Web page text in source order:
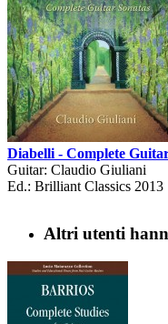
Diabelli - Complete
Guitar: Claudio Giuliani
Ed.: Brilliant Classics 2013
Altri utenti